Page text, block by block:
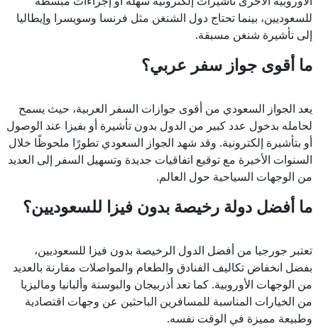
للسعوديين، بينما تحتاج دول الشنغن مثل فرنسا وسويسرا وإيطاليا
إلى تأشيرة شنغن مسبقة.
ما أقوى جواز سفر عربي؟
يعد الجواز السعودي من أقوى جوازات السفر العربية، حيث يسمح
لحامله بدخول عدد كبير من الدول بدون تأشيرة أو بفيزا عند الوصول
أو بتأشيرة إلكترونية. وقد شهد الجواز السعودي تطورًا ملحوظًا خلال
السنوات الأخيرة مع توقيع اتفاقيات جديدة وتسهيل السفر إلى العديد
من الوجهات السياحية حول العالم.
ما أفضل دولة رخيصة بدون فيزا للسعوديين؟
تعتبر جورجيا من أفضل الدول الرخيصة بدون فيزا للسعوديين،
بفضل انخفاض تكاليف الفنادق والطعام والمواصلات مقارنة بالعديد
من الوجهات الأوروبية. كما تعد أذربيجان والبوسنة وألبانيا وماليزيا
من الخيارات المناسبة للمسافرين الباحثين عن وجهات اقتصادية
وطبيعة مميزة في الوقت نفسه.